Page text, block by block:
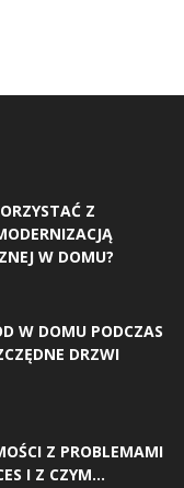
Z
W DOMU?
W DOMU PODCZAS
DRZWI
Z PROBLEMAMI
I Z CZYM...